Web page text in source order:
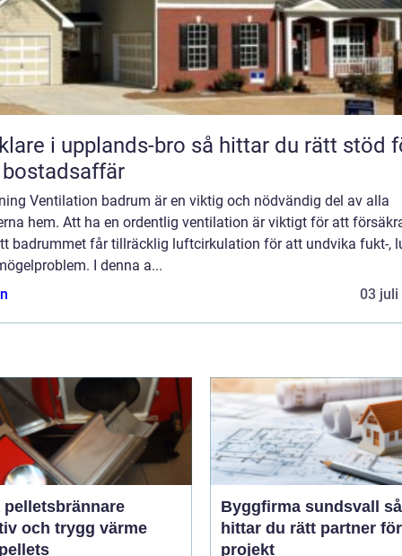
i upplands-bro så hittar du rätt stöd för
Ventilation badrum är en viktig och nödvändig del av alla
hem. Att ha en ordentlig ventilation är viktigt för att
badrummet får tillräcklig luftcirkulation för att undvika fukt-,
I denna a...
03 juli
pelletsbrännare
och trygg värme
Byggfirma sundsvall så
hittar du rätt partner
projekt